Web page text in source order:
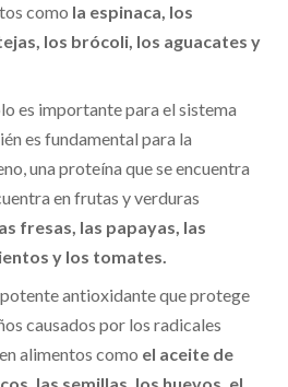
como la espinaca, los
los brócoli, los aguacates y
es importante para el sistema
es fundamental para la
una proteína que se encuentra
en frutas y verduras
fresas, las papayas, las
y los tomates.
potente antioxidante que protege
causados por los radicales
alimentos como el aceite de